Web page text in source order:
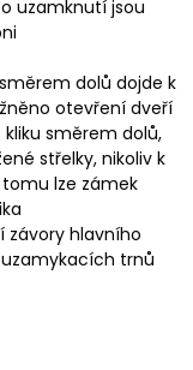
uzamknutí jsou
dolů dojde k
otevření dveří
směrem dolů,
střelky, nikoliv k
lze zámek
závory hlavního
trnů